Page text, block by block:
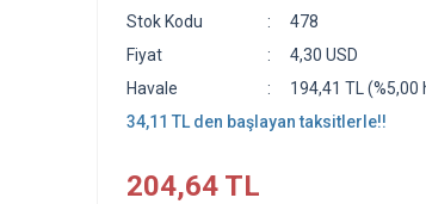
Stok Kodu
478
Fiyat
4,30 USD
Havale
194,41 TL
34,11 TL den başlayan taksitlerle!!
204,64 TL